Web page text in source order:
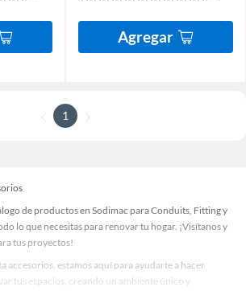
Agregar
1
de productos en Sodimac para Conduits, Fitting y
lo que necesitas para renovar tu hogar. ¡Visítanos y
tus proyectos!
accesorios, estamos aquí para ayudarte a hacer
tus espacios, creando un ambiente único y